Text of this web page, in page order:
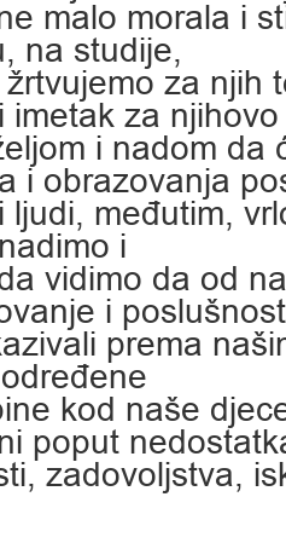
malo morala i
na studije,
za njih
imetak za njihovo
i nadom da
i obrazovanja
ljudi, međutim,
i
vidimo da od
i poslušnost
prema
kod naše
poput
zadovoljstva,